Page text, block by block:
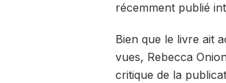
récemment publié
Bien que le livre ait
vues, Rebecca
critique de la